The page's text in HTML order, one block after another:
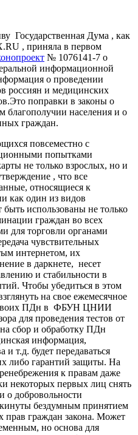
Дума , как
, приняла в первом
№ 1076141-7 о
информационной
о проведении
россиян и медицинских
поправки в законы о
благополучии населения и о
граждан.
повсеместно с
попытками
не только взрослых, но и
, что все
относящиеся к
как один из видов
использованы не только
граждан во всех
для торговли органами
чувствительных
интернетом, их
в даркнете, несет
и стабильности в
Чтобы убедиться в этом
на свое ежемесячное
своих ПДн в ФБУН ЦНИИ
для проведения тестов от
сбор и обработку ПДн
информация,
т.д. будет передаваться
либо гарантий защиты. На
к правам даже
некоторых первых лиц снять
о добровольности
бездумным принятием
прав граждан закона. Может
но основа для